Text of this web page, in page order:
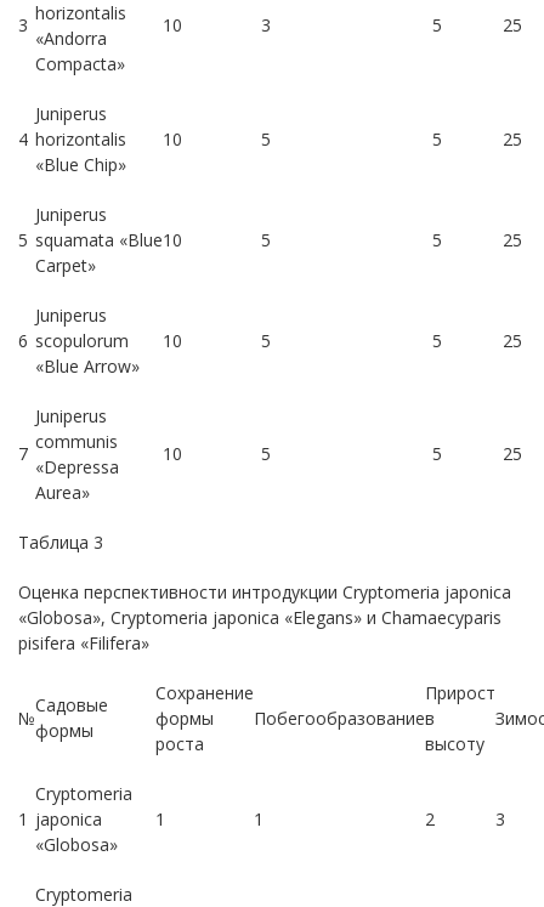
3
horizontalis
«Andorra
Compacta»
10 3 5 25
4
Juniperus
horizontalis
«Blue Chip»
10 5 5 25
5
Juniperus
squamata «Blue
Carpet»
10 5 5 25
6
Juniperus
scopulorum
«Blue Arrow»
10 5 5 25
7
Juniperus
communis
«Depressa
Aurea»
10 5 5 25
Таблица 3
Оценка перспективности интродукции Cryptomeria japonica
«Globosa», Cryptomeria japonica «Elegans» и Chamaecyparis
pisifera «Filifera»
№
Садовые
формы
Сохранение
формы
роста
Побегообразование
Прирост
в
высоту
1
Cryptomeria
japonica
«Globosa»
1 1 2 3
Cryptomeria